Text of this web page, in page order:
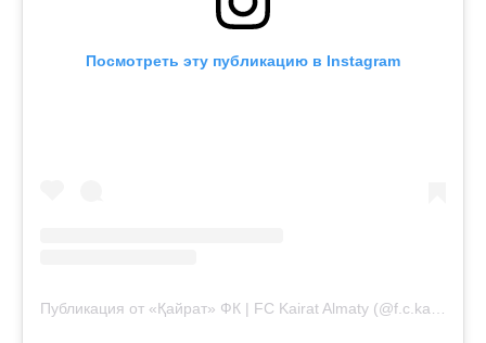
Посмотреть эту публикацию в Instagram
Публикация от «Қайрат» ФК | FC Kairat Almaty (@f.c.kairat)